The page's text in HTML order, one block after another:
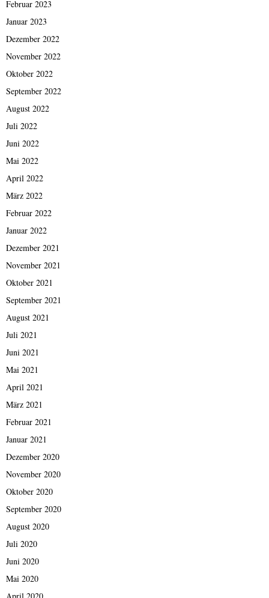
Februar 2023
Januar 2023
Dezember 2022
November 2022
Oktober 2022
September 2022
August 2022
Juli 2022
Juni 2022
Mai 2022
April 2022
März 2022
Februar 2022
Januar 2022
Dezember 2021
November 2021
Oktober 2021
September 2021
August 2021
Juli 2021
Juni 2021
Mai 2021
April 2021
März 2021
Februar 2021
Januar 2021
Dezember 2020
November 2020
Oktober 2020
September 2020
August 2020
Juli 2020
Juni 2020
Mai 2020